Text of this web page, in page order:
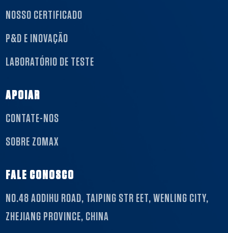
NOSSO CERTIFICADO
P&D E INOVAÇÃO
LABORATÓRIO DE TESTE
APOIAR
CONTATE-NOS
SOBRE ZOMAX
FALE CONOSCO
NO.48 AODIHU ROAD, TAIPING STR EET, WENLING CITY,
ZHEJIANG PROVINCE, CHINA